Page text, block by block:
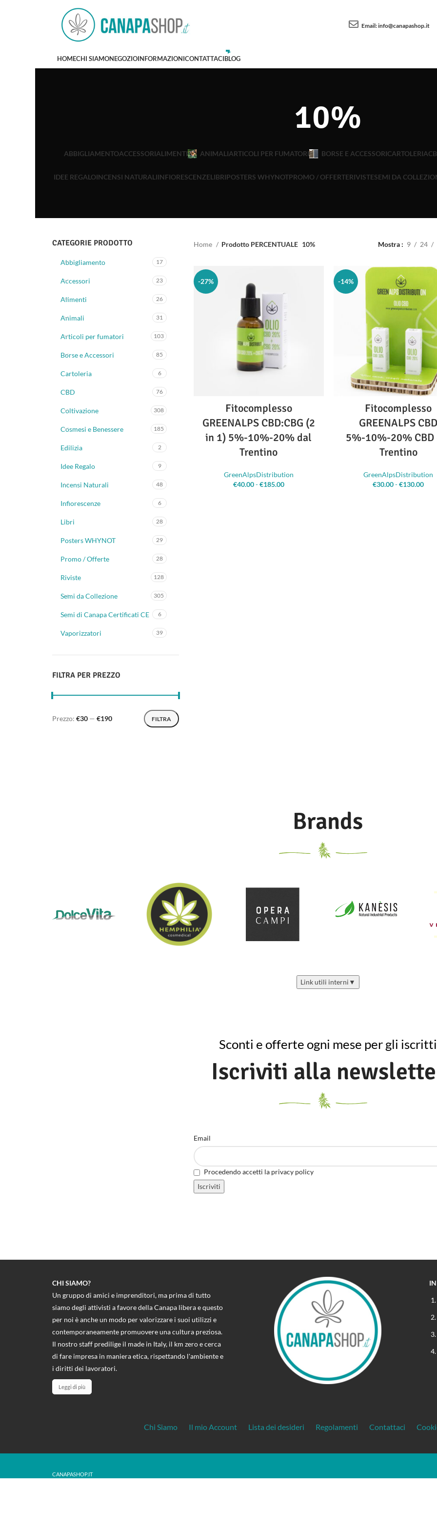
Email:info@canapashop.it
HOMECHI SIAMONEGOZIOINFORMAZIONICONTATTACIBLOG
10%
ABBIGLIAMENTOACCESSORIALIMENTI ANIMALIARTICOLI PER FUMATORI BORSE E ACCESSORICARTOLERIA
IDEE REGALOINCENSI NATURALIINFIORESCENZELIBRIPOSTERS WHYNOTPROMO / OFFERTERIVISTESEMI DA
CATEGORIE PRODOTTO
Abbigliamento 17
Accessori 23
Alimenti 26
Animali 31
Articoli per fumatori 103
Borse e Accessori 85
Cartoleria 6
CBD 76
Coltivazione 308
Cosmesi e Benessere 185
Edilizia 2
Idee Regalo 9
Incensi Naturali 48
Infiorescenze 6
Libri 28
Posters WHYNOT 29
Promo / Offerte 28
Riviste 128
Semi da Collezione 305
Semi di Canapa Certificati CE 6
Vaporizzatori 39
FILTRA PER PREZZO
Prezzo Min
Prezzo Max FILTRA
Prezzo: €30 — €190
Home Prodotto PERCENTUALE 10% Mostra 9 24
-27%
Fitocomplesso
GREENALPS CBD:CBG (2
in 1) 5%-10%-20% dal
Trentino
GreenAlpsDistribution
€40.00-€185.00
-14%
Fitocomplesso
GREENALPS
5%-10%-20% CBD
Trentino
GreenAlpsDistribution
€30.00 - €130.00
Brands
Link utili interni ▼
Sconti e offerte ogni mese per gli iscritti
Iscriviti alla
Email
Procedendo accetti la privacy policy
CHI SIAMO?
Un gruppo di amici e imprenditori, ma prima di tutto
siamo degli attivisti a favore della Canapa libera e questo
per noi è anche un modo per valorizzare i suoi utilizzi e
contemporaneamente promuovere una cultura preziosa.
Il nostro staff predilige il made in Italy, il km zero e cerca
di fare impresa in maniera etica, rispettando l'ambiente e
i diritti dei lavoratori.
Leggi di più
Chi Siamo Il mio Account Lista dei desideri Regolamenti Contattaci
CANAPASHOP.IT